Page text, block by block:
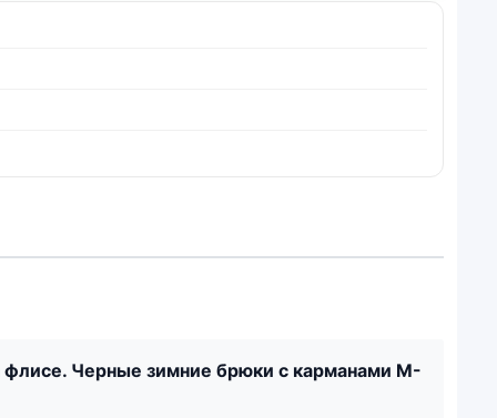
Черные зимние брюки с карманами M-